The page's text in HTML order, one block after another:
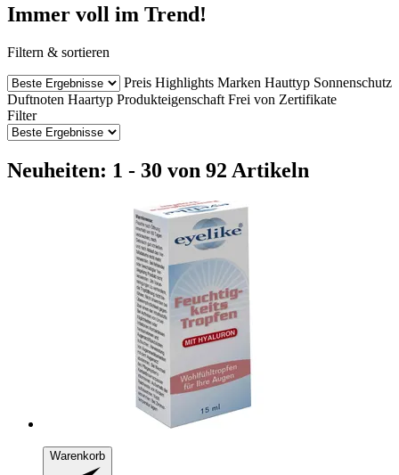
Immer voll im Trend!
Filtern & sortieren
Preis Highlights Marken Hauttyp Sonnenschutz
Duftnoten Haartyp Produkteigenschaft Frei von Zertifikate
Filter
Neuheiten: 1 - 30 von 92 Artikeln
Warenkorb